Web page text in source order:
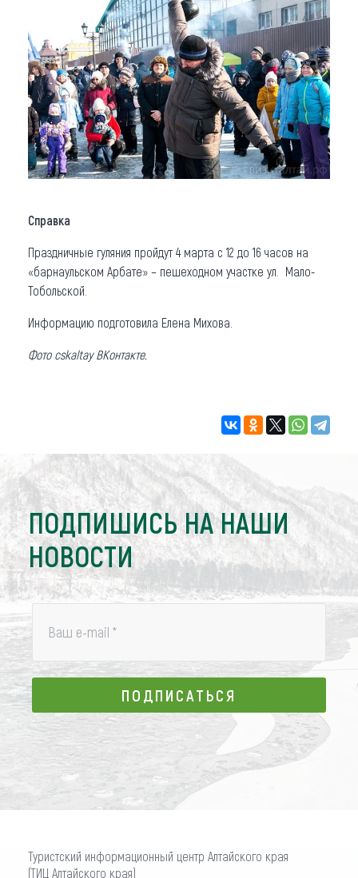
Справка
Праздничные гуляния пройдут 4 марта с 12 до 16 часов на
«барнаульском Арбате» – пешеходном участке ул. Мало-
Тобольской.
Информацию подготовила Елена Михова.
Фото cskaltay ВКонтакте.
ПОДПИШИСЬ НА НАШИ
НОВОСТИ
Ваш e-mail *
ПОДПИСАТЬСЯ
ПОДПИСАТЬСЯ
Туристский информационный центр Алтайского края
(ТИЦ Алтайского края)